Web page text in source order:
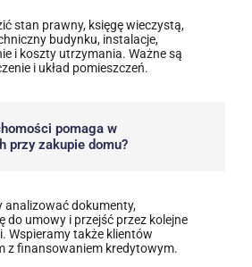
stan prawny, księgę wieczystą,
budynku, instalacje,
i koszty utrzymania. Ważne są
i układ pomieszczeń.
pomaga w
przy zakupie domu?
analizować dokumenty,
do umowy i przejść przez kolejne
Wspieramy także klientów
z finansowaniem kredytowym.